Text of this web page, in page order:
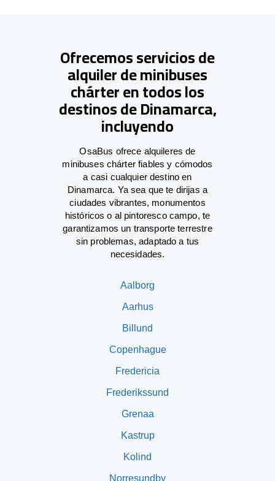
Ofrecemos servicios de
alquiler de minibuses
chárter en todos los
destinos de Dinamarca,
incluyendo
OsaBus ofrece alquileres de
minibuses chárter fiables y cómodos
a casi cualquier destino en
Dinamarca. Ya sea que te dirijas a
ciudades vibrantes, monumentos
históricos o al pintoresco campo, te
garantizamos un transporte terrestre
sin problemas, adaptado a tus
necesidades.
Aalborg
Aarhus
Billund
Copenhague
Fredericia
Frederikssund
Grenaa
Kastrup
Kolind
Norresundby